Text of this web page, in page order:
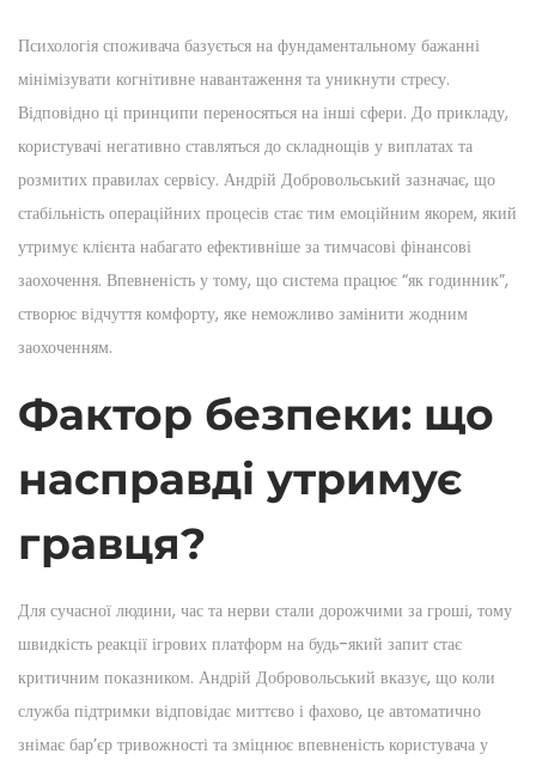
a
t
i
o
n
n
t
t
e
d
o
n
u
a
r
y
7
,
2
0
2
t
e
d
i
n
Психологія споживача базується на фундаментальному бажанні
мінімізувати когнітивне навантаження та уникнути стресу.
Відповідно ці принципи переносяться на інші сфери. До прикладу,
користувачі негативно ставляться до складнощів у виплатах та
розмитих правилах сервісу. Андрій Добровольський зазначає, що
стабільність операційних процесів стає тим емоційним якорем, який
утримує клієнта набагато ефективніше за тимчасові фінансові
заохочення. Впевненість у тому, що система працює “як годинник”,
створює відчуття комфорту, яке неможливо замінити жодним
заохоченням.
Фактор безпеки: що
насправді утримує
гравця?
Для сучасної людини, час та нерви стали дорожчими за гроші, тому
швидкість реакції ігрових платформ на будь-який запит стає
критичним показником. Андрій Добровольський вказує, що коли
служба підтримки відповідає миттєво і фахово, це автоматично
знімає бар’єр тривожності та зміцнює впевненість користувача у